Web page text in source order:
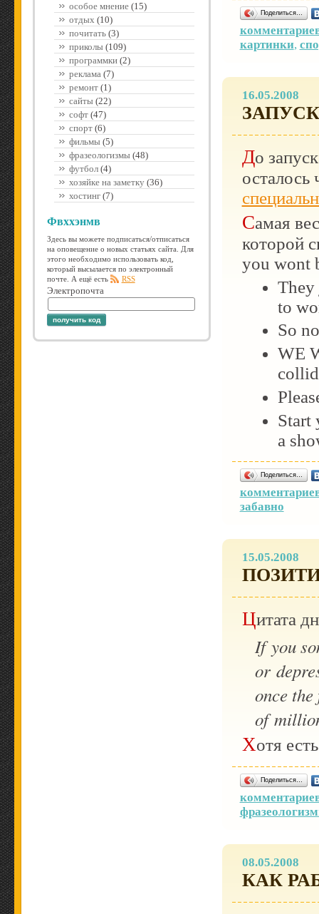
особое мнение(15)
отдых (10)
почитать(3)
приколы(109)
программки(2)
реклама(7)
ремонт(1)
сайты(22)
софт(47)
спорт(6)
фильмы(5)
фразеологизмы(48)
футбол(4)
хозяйке на заметку(36)
хостинг(7)
Фвххэнмв
Здесь вы можете подписаться/отписаться
на оповещение о новых статьях сайта. Для
этого необходимо использовать код,
который высылается по электронный
почте. А ещё есть
RSS
Электропочта
получить код
Поделиться…
картинки,
16.05.2008
До
Самая веселая новость «A clarification» смысл
которой
you wont
They
to
So
WE
Start
a
Поделиться…
забавно
15.05.2008
Цитата
If you
or
once
of
Хотя
Поделиться…
08.05.2008
КАК